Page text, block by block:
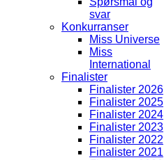
svar
Konkurranser
Miss Universe
Miss
International
Finalister
Finalister 2026
Finalister 2025
Finalister 2024
Finalister 2023
Finalister 2022
Finalister 2021